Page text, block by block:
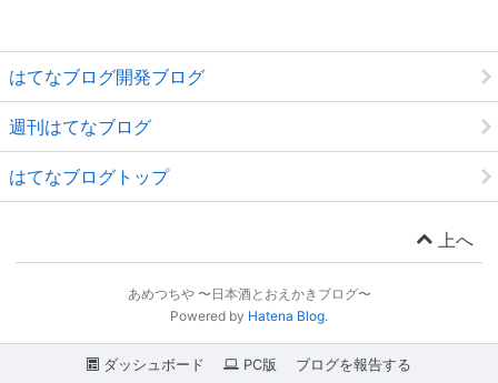
はてなブログ開発ブログ
週刊はてなブログ
はてなブログトップ
上へ
あめつちや 〜日本酒とおえかきブログ〜
Powered by Hatena Blog.
ダッシュボード PC版 ブログを報告する